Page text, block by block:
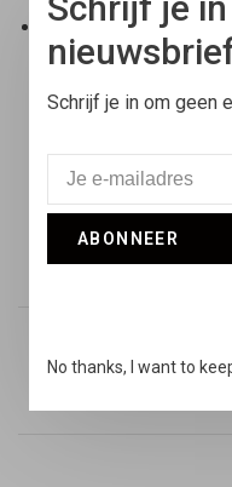
Stijlnummer
Voor
Schrijf je in om geen
ABONNEER
No thanks, I want to